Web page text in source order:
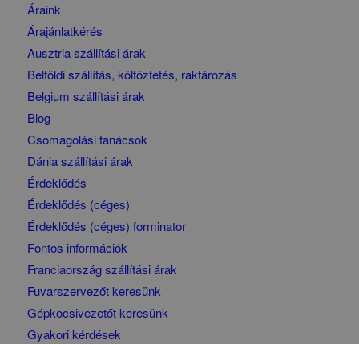
Áraink
Árajánlatkérés
Ausztria szállítási árak
Belföldi szállítás, költöztetés, raktározás
Belgium szállítási árak
Blog
Csomagolási tanácsok
Dánia szállítási árak
Érdeklődés
Érdeklődés (céges)
Érdeklődés (céges) forminator
Fontos információk
Franciaország szállítási árak
Fuvarszervezőt keresünk
Gépkocsivezetőt keresünk
Gyakori kérdések